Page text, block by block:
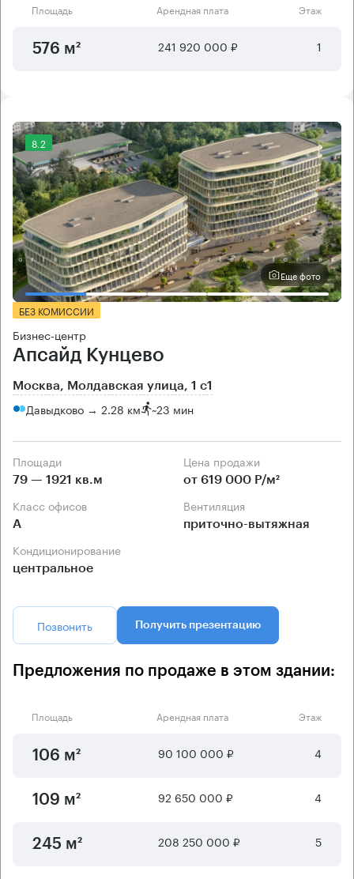
Площадь Арендная плата Этаж
576 м² 241 920 000 ₽ 1
8.2
Еще фото
БЕЗ КОМИССИИ
Бизнес-центр
Апсайд Кунцево
Москва, Молдавская улица, 1 с1
Давыдково → 2.28 км ~23 мин
Площади
79 — 1921 кв.м
Цена продажи
от 619 000 Р/м²
Класс офисов
А
Вентиляция
приточно-вытяжная
Кондиционирование
центральное
Позвонить Получить презентацию
Предложения по продаже в этом здании:
Площадь Арендная плата Этаж
106 м² 90 100 000 ₽ 4
109 м² 92 650 000 ₽ 4
245 м² 208 250 000 ₽ 5